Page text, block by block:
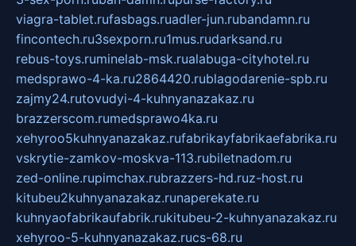
viagra-tablet.rufasbags.ruadler-jun.rubandamn.ru
fincontech.ru3sexporn.ru1mus.rudarksand.ru
rebus-toys.ruminelab-msk.rualabuga-cityhotel.ru
medsprawo-4-ka.ru2864420.rublagodarenie-spb.ru
zajmy24.rutovudyi-4-kuhnyanazakaz.ru
brazzerscom.rumedsprawo4ka.ru
xehyroo5kuhnyanazakaz.rufabrikayfabrikaefabrika.ru
vskrytie-zamkov-moskva-113.rubiletnadom.ru
zed-online.rupimchax.rubrazzers-hd.ruz-host.ru
kitubeu2kuhnyanazakaz.runaperekate.ru
kuhnyaofabrikaufabrik.rukitubeu-2-kuhnyanazakaz.ru
xehyroo-5-kuhnyanazakaz.rucs-68.ru